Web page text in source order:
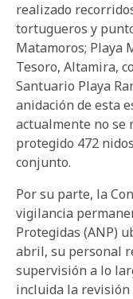
realizado
tortugueros y
Matamoros; Playa
Tesoro, Altamira,
Santuario Playa
anidación de esta
actualmente no se
protegido 472
conjunto.
Por su parte, la
vigilancia
Protegidas (ANP)
abril, su personal
supervisión a lo
incluida la